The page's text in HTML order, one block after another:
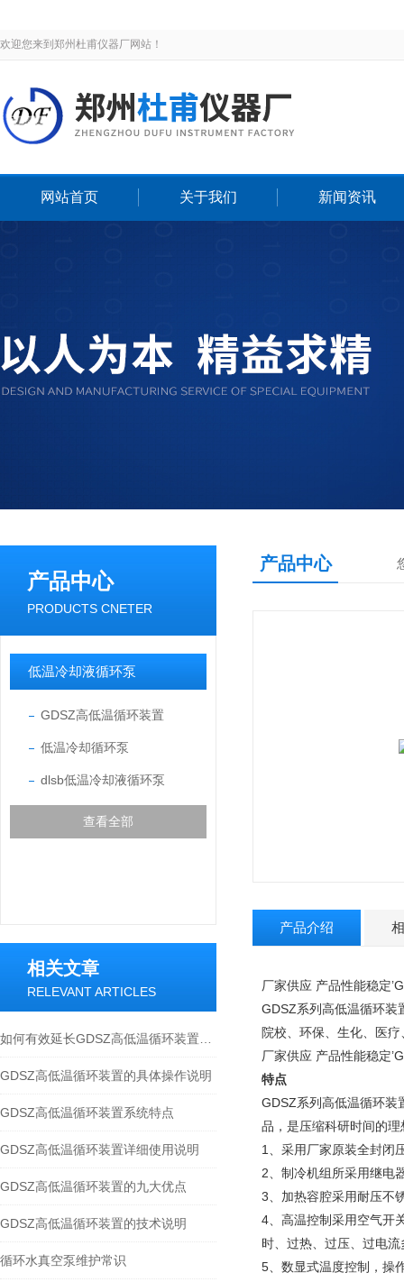
欢迎您来到郑州杜甫仪器厂网站！
网站首页 关于我们 新闻资讯
产品中心
PRODUCTS CNETER
低温冷却液循环泵
GDSZ高低温循环装置
低温冷却循环泵
dlsb低温冷却液循环泵
查看全部
相关文章
RELEVANT ARTICLES
GDSZ高低温循环装置的具体操作说明
GDSZ高低温循环装置系统特点
GDSZ高低温循环装置详细使用说明
GDSZ高低温循环装置的九大优点
GDSZ高低温循环装置的技术说明
循环水真空泵维护常识
产品中心
产品介绍
厂家供应 产品性能稳定
GDSZ系列高低温循环装
院校、环保、生化、医
厂家供应 产品性能稳定
特点
GDSZ系列高低温循环装
品，是压缩科研时间的理
1、采用厂家原装全封闭
2、制冷机组所采用继电
3、加热容腔采用耐压不
4、高温控制采用空气开
时、过热、过压、过电
5、数显式温度控制，操